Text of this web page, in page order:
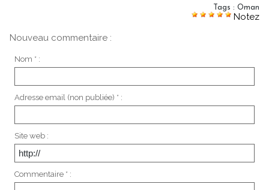
Tags : Oman
Notez
Nouveau commentaire :
Nom * :
Adresse email (non publiée) * :
Site web :
Commentaire * :